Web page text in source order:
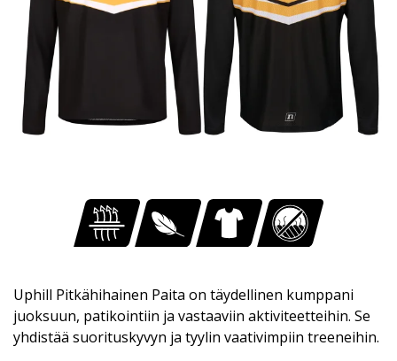
Uphill Pitkähihainen Paita on täydellinen kumppani
juoksuun, patikointiin ja vastaaviin aktiviteetteihin. Se
yhdistää suorituskyvyn ja tyylin vaativimpiin treeneihin.